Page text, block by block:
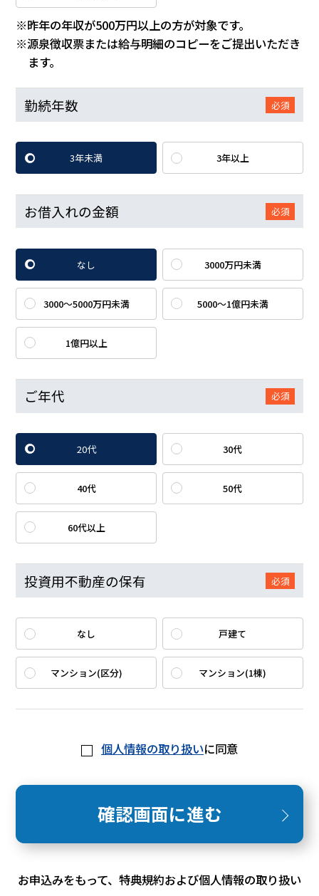
※昨年の年収が500万円以上の方が対象です。
※源泉徴収票または給与明細のコピーをご提出いただき
ます。
勤続年数 必須
3年未満 3年以上
お借入れの金額 必須
なし 3000万円未満
3000～5000万円未満 5000～1億円未満
1億円以上
ご年代 必須
20代 30代
40代 50代
60代以上
投資用不動産の保有 必須
なし 戸建て
マンション(区分) マンション(1棟)
個人情報の取り扱いに同意
確認画面に進む
お申込みをもって、特典規約および個人情報の取り扱い